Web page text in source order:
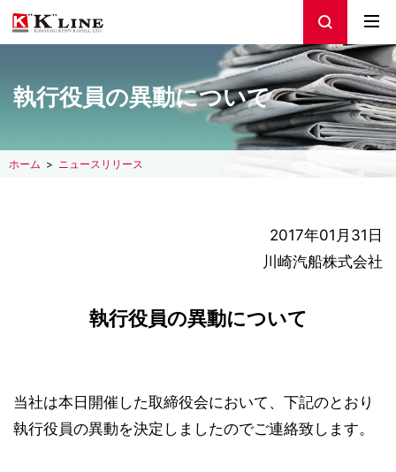
執行役員の異動について
ホーム ニュースリリース
2017年01月31日
川崎汽船株式会社
執行役員の異動について
当社は本日開催した取締役会において、下記のとおり
執行役員の異動を決定しましたのでご連絡致します。